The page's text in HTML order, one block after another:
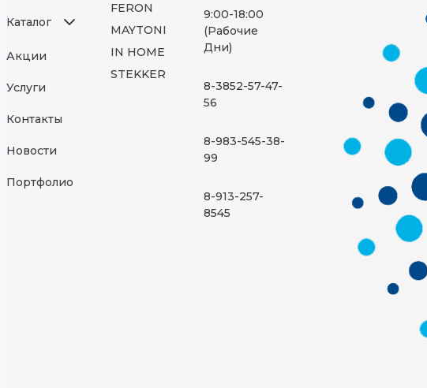
Каталог
Акции
Услуги
Контакты
Новости
Портфолио
FERON
MAYTONI
IN HOME
STEKKER
9:00-18:00
(Рабочие
Дни)
8-3852-57-47-
56
8-983-545-38-
99
8-913-257-
8545